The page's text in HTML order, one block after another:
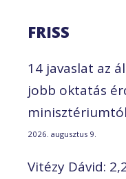
FRISS
14 javaslat az
jobb oktatás
minisztériumtól
2026. augusztus 9.
Vitézy Dávid: